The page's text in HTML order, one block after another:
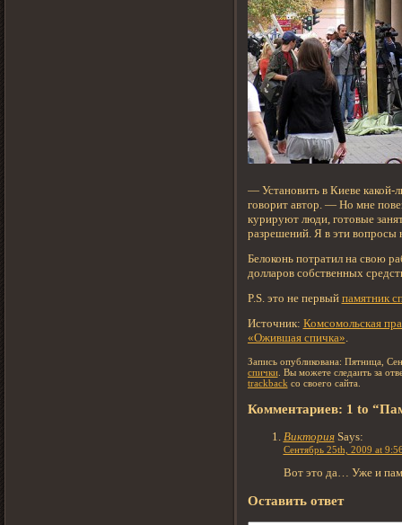
— Установить в Киеве какой-
говорит автор. — Но мне
курируют люди, готовые
разрешений. Я в эти вопросы
Белоконь потратил на свою
долларов собственных
P.S. это не первый памятник
Источник: Комсомольская
«Ожившая спичка»
Запись опубликована: Пятница,
спички. Вы можете следаить за
trackback со своего сайта.
Комментариев: 1 to
ВикторияSays:
Сентябрь 25th, 2009 at
Вот это да… Уже и
Оставить ответ